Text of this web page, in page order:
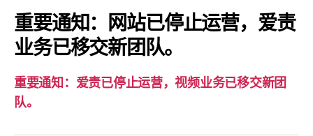
视
重要通知：网站已停止运营，爱责
业务已移交新团队。
重要通知：爱责已停止运营，视频业务已移交新团
队。